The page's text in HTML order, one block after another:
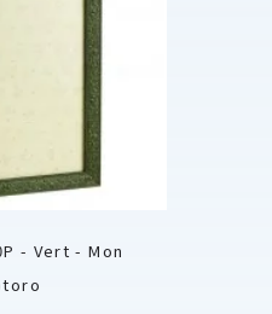
- Vert - Mon